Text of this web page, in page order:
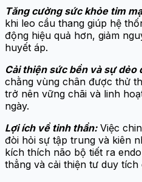
Tăng cường sức khỏe tim
khi leo cầu thang giúp hệ
động hiệu quả hơn, giảm
huyết áp.
Cải thiện sức bền và sự dẻo
chằng vùng chân được thử
trở nên vững chãi và linh
ngày.
Lợi ích về tinh thần:Việc
đòi hỏi sự tập trung và kiên
kích thích não bộ tiết ra
thẳng và cải thiện tư duy tích